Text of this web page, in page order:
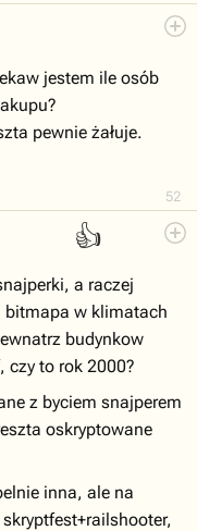
52
jestem ile osób
pewnie żałuje.
👍
a raczej
bitmapa w klimatach
budynkow
to rok 2000?
z byciem snajperem
oskryptowane
inna, ale na